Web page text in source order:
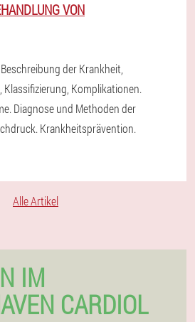
VON
der Krankheit,
Komplikationen.
Diagnose und Methoden der
Krankheitsprävention.
Alle Artikel
IM
CARDIOL